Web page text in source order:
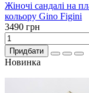
Жіночі сандалі на
кольору Gino Figini
3490 грн
Придбати
Новинка